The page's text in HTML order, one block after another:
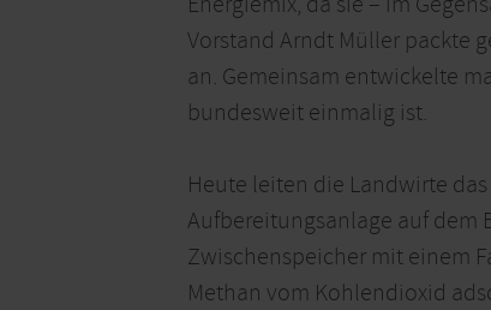
Vorstand Arndt Müller packte
an. Gemeinsam entwickelte
bundesweit einmalig ist.
Heute leiten die Landwirte
Aufbereitungsanlage auf dem
Zwischenspeicher mit einem
Methan vom Kohlendioxid